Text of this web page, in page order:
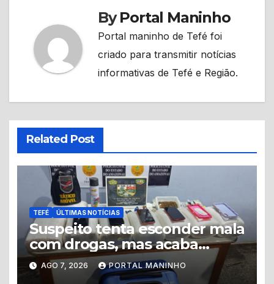
ByPortal Maninho
Portal maninho de Tefé foi
criado para transmitir notícias
informativas de Tefé e Região.
Related Post
TEFÉ ÚLTIMAS NOTÍCIAS
Suspeito tenta esconder mala
com drogas, mas acaba
levando a polícia até ponto
de tráfico
AGO 7, 2026 PORTAL MANINHO